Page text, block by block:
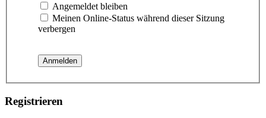
Angemeldet bleiben
Meinen Online-Status während dieser Sitzung
verbergen
Registrieren